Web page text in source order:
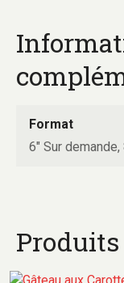
Format
6" Sur